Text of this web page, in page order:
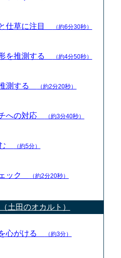
仕草に注目 （約6分30秒）
を推測する （約4分50秒）
測する （約2分20秒）
への対応 （約3分40秒）
む （約5分）
ック （約2分20秒）
土田のオカルト）
心がける （約3分）